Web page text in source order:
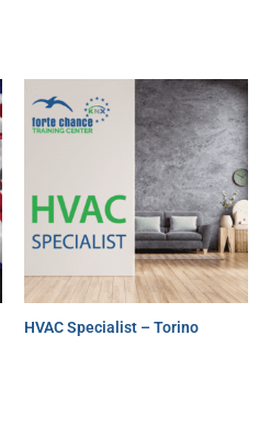
HVAC Specialist – Torino